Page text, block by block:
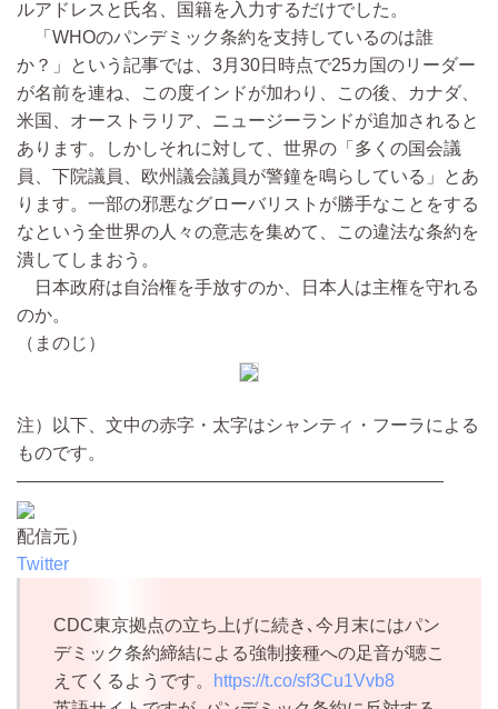
ルアドレスと氏名、国籍を入力するだけでした。
「WHOのパンデミック条約を支持しているのは誰
か？」という記事では、3月30日時点で25カ国のリーダー
が名前を連ね、この度インドが加わり、この後、カナダ、
米国、オーストラリア、ニュージーランドが追加されると
あります。しかしそれに対して、世界の「多くの国会議
員、下院議員、欧州議会議員が警鐘を鳴らしている」とあ
ります。一部の邪悪なグローバリストが勝手なことをする
なという全世界の人々の意志を集めて、この違法な条約を
潰してしまおう。
日本政府は自治権を手放すのか、日本人は主権を守れる
のか。
（まのじ）
注）以下、文中の赤字・太字はシャンティ・フーラによる
ものです。
————————————————————————
配信元）
Twitter
CDC東京拠点の立ち上げに続き､今月末にはパン
デミック条約締結による強制接種への足音が聴こ
えてくるようです。
https://t.co/sf3Cu1Vvb8